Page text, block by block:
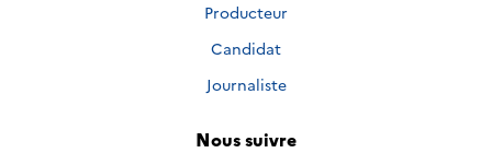
Producteur
Candidat
Journaliste
Nous suivre